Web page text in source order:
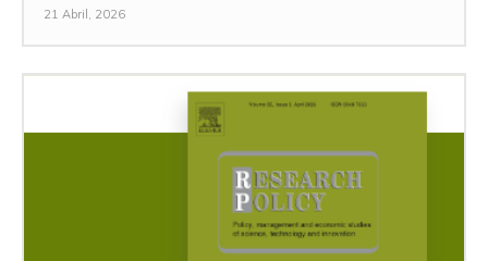
21 Abril, 2026